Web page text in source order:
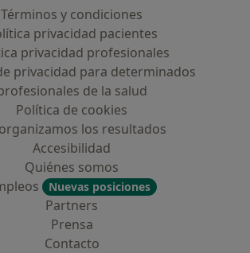
Términos y condiciones
privacidad pacientes
privacidad profesionales
privacidad para determinados
de la salud
Política de cookies
los resultados
Accesibilidad
Quiénes somos
Nuevas posiciones
Partners
Prensa
Contacto